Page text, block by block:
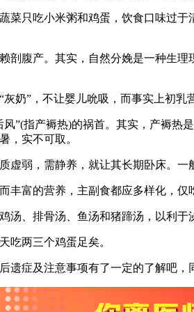
菜只吃小米粥和鸡蛋，饮食口味过
剖腹产。其实，自然分娩是一种生
奶”，不让婴儿吮吸，而事实上初乳
”(指产褥热)的祸首。其实，产褥
，实不可取。
虚弱，需静养，就让其长期卧床。
丰富的营养，主副食都应多样化，
汤、排骨汤、鱼汤和猪蹄汤，以利于
吃两三个鸡蛋足矣。
遗症及注意事项有了一定的了解吧